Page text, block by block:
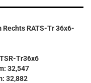
RATS-Tr 36x6-
Tr36x6
32,547
32,882